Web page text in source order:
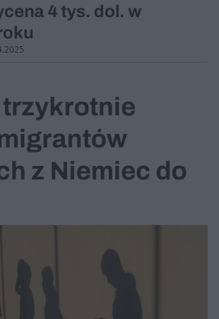
4 tys. dol. w
trzykrotnie
z Niemiec do